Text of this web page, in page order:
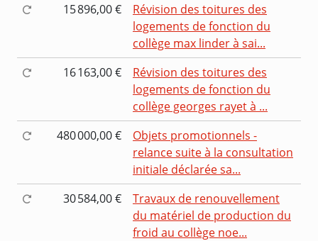
15 896,00 €
Révision des toitures des
logements de fonction du
collège max linder à sai...
16 163,00 €
Révision des toitures des
logements de fonction du
collège georges rayet à ...
480 000,00 €
Objets promotionnels -
relance suite à la consultation
initiale déclarée sa...
30 584,00 €
Travaux de renouvellement
du matériel de production du
froid au collège noe...